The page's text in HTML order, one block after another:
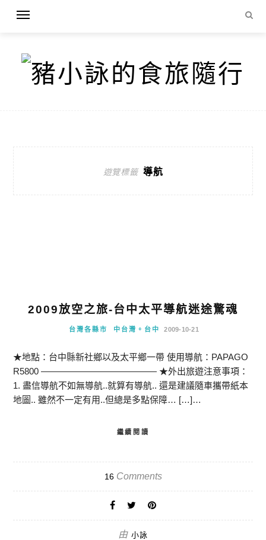
遊覽標籤 導航
2009放空之旅-台中太平導航迷途驚魂
台灣各縣市 中台灣。台中 2009-10-21
★地點：台中縣新社鄉以及太平鄉一帶 使用導航：PAPAGO
R5800 ————————————— ★外出旅遊注意事項：
1. 盡信導航不如無導航..就算有導航.. 還是建議隨車攜帶紙本
地圖.. 雖然不一定有用..但總是多點保障… […]…
繼續閱讀
16Comments
由 小詠